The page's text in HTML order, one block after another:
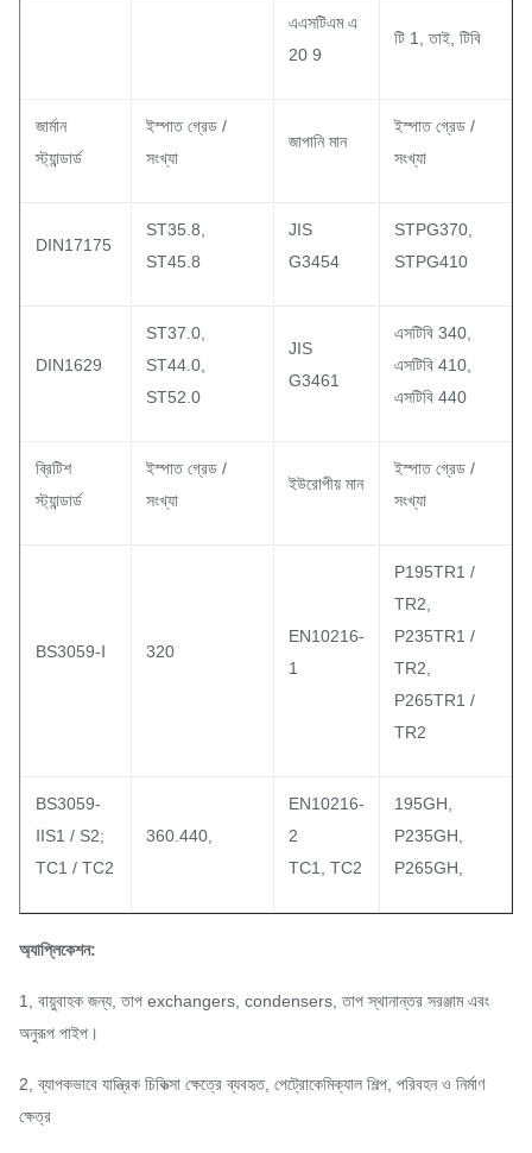
এএসটিএম এ
20 9
টি 1, তাই, টিবি
জার্মান
স্ট্যান্ডার্ড
ইস্পাত গ্রেড /
সংখ্যা
জাপানি মান
ইস্পাত গ্রেড /
সংখ্যা
DIN17175
ST35.8,
ST45.8
JIS
G3454
STPG370,
STPG410
DIN1629
ST37.0,
ST44.0,
ST52.0
JIS
G3461
এসটিবি 340,
এসটিবি 410,
এসটিবি 440
ব্রিটিশ
স্ট্যান্ডার্ড
ইস্পাত গ্রেড /
সংখ্যা
ইউরোপীয় মান
ইস্পাত গ্রেড /
সংখ্যা
BS3059-Ⅰ 320
EN10216-
1
P195TR1 /
TR2,
P235TR1 /
TR2,
P265TR1 /
TR2
BS3059-
ⅡS1 / S2;
TC1 / TC2
360.440,
EN10216-
2
TC1, TC2
195GH,
P235GH,
P265GH,
অ্যাপ্লিকেশন:
1, বায়ুবাহক জন্য, তাপ exchangers, condensers, তাপ স্থানান্তর সরঞ্জাম এবং
অনুরূপ পাইপ।
2, ব্যাপকভাবে যান্ত্রিক চিকিত্সা ক্ষেত্রে ব্যবহৃত, পেট্রোকেমিক্যাল শিল্প, পরিবহন ও নির্মাণ
ক্ষেত্র